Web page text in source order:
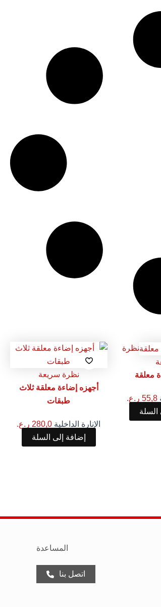
نظرة
معلقة
55,8 ر.ع.
السلة
نظرة سريعة
أجهزه إضاءة معلقة ثلاث
طبقات
الإنارة الداخلية 280,0 ر.ع.
إضافة إلى السلة
المساعدة
اتصل بنا